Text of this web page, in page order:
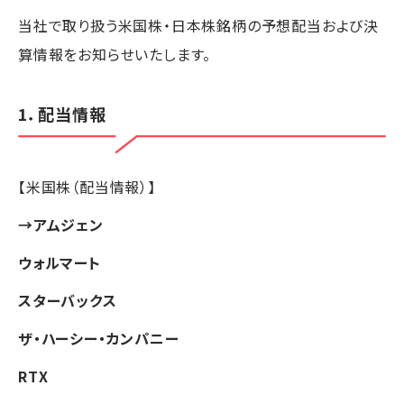
当社で取り扱う米国株・日本株銘柄の予想配当および決
算情報をお知らせいたします。
1．配当情報
【米国株（配当情報）】
→アムジェン
ウォルマート
スターバックス
ザ・ハーシー・カンパニー
RTX